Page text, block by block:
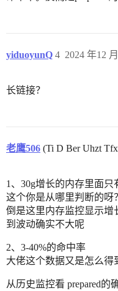
yiduoyunQ 2024 年12
4
长链接？
老鹰506 (Ti D Ber Uhzt
1、30g增长的内存里面只
这个你是从哪里判断的呀？
倒是这里内存监控显示增
到波动确实不大呢
2、3-40%的命中率
大佬这个数据又是怎么得
从历史监控看 prepared